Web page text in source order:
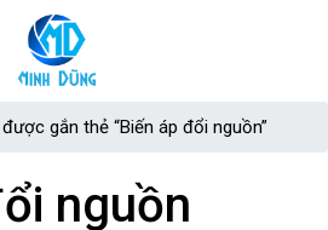
gắn thẻ “Biến áp đổi nguồn”
nguồn